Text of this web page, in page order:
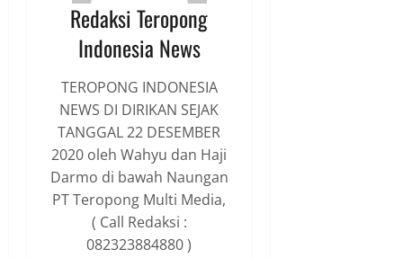
Redaksi Teropong
Indonesia News
TEROPONG INDONESIA
NEWS DI DIRIKAN SEJAK
TANGGAL 22 DESEMBER
2020 oleh Wahyu dan Haji
Darmo di bawah Naungan
PT Teropong Multi Media,
( Call Redaksi :
082323884880 )